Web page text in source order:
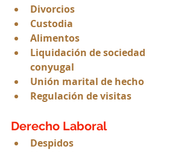
Divorcios
Custodia
Alimentos
Liquidación de sociedad
conyugal
Unión marital de hecho
Regulación de visitas
Derecho Laboral
Despidos